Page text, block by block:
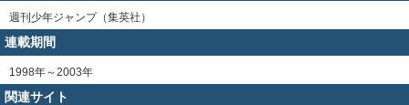
週刊少年ジャンプ（集英社）
連載期間
1998年～2003年
関連サイト